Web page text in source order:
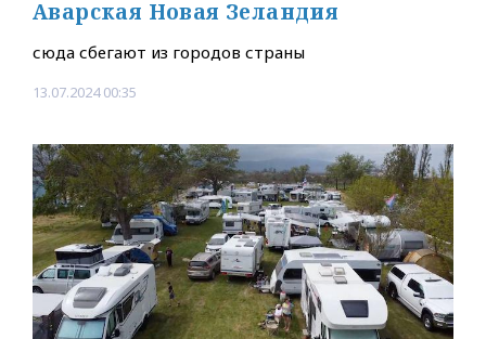
Аварская Новая Зеландия
сюда сбегают из городов страны
13.07.2024 00:35